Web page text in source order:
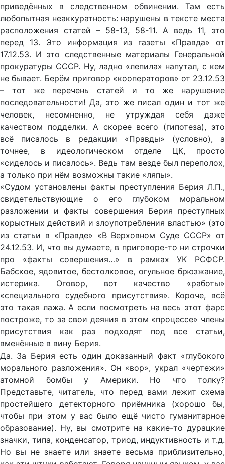
приведённых в следственном обвинении. Там есть
любопытная неаккуратность: нарушены в тексте места
расположения статей – 58-13, 58-11. А ведь 11, это
перед 13. Это информация из газеты «Правда» от
17.12.53. И это следственные материалы Генеральной
прокуратуры СССР. Ну, ладно «лепила» напутал, с кем
не бывает. Берём приговор «кооператоров» от 23.12.53
– тот же перечень статей и то же нарушение
последовательности! Да, это же писал один и тот же
человек, несомненно, не утруждая себя даже
качеством подделки. А скорее всего (гипотеза), это
всё писалось в редакции «Правды» (условно), а
точнее, в идеологическом отделе ЦК, просто
«сиделось и писалось». Ведь там везде был переполох,
а только при нём возможны такие «ляпы».
«Судом установлены факты преступления Берия Л.П.,
свидетельствующие о его глубоком моральном
разложении и факты совершения Берия преступных
корыстных действий и злоупотребления властью» (это
из статьи в «Правде» «В Верховном Суде СССР» от
24.12.53. И, что вы думаете, в приговоре-то ни строчки
про «факты совершения…» в рамках УК РСФСР.
Бабское, ядовитое, бестолковое, огульное брюзжание,
истерика. Оговор, вот качество «работы»
«специального судебного присутствия». Короче, всё
это такая лажа. А если посмотреть на весь этот фарс
построже, то за свои деяния в этом «процессе» члены
присутствия как раз подходят под все статьи,
вменённые в вину Берия.
Да. За Берия есть один доказанный факт «глубокого
морального разложения». Он «вор», украл «чертежи»
атомной бомбы у Америки. Но что толку?
Представьте, читатель, что перед вами лежит схема
простейшего детекторного приёмника (хорошо бы,
чтобы при этом у вас было ещё чисто гуманитарное
образование). Ну, вы смотрите на какие-то дурацкие
значки, типа, конденсатор, триод, индуктивность и т.д.
Но вы не знаете или знаете весьма приблизительно,